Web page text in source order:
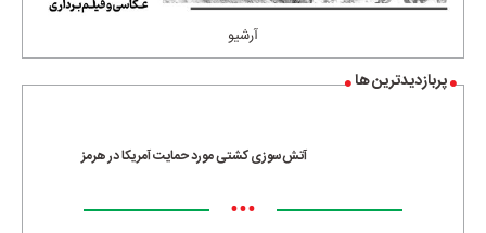
آرشیو
پربازدیدترین ها
آتش‌سوزی کشتی مورد حمایت آمریکا در هرمز
•••